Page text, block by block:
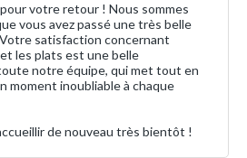
votre retour ! Nous sommes
vous avez passé une très belle
satisfaction concernant
et les plats est une belle
notre équipe, qui met tout en
moment inoubliable à chaque
de nouveau très bientôt !